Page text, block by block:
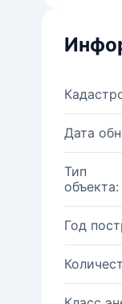
Дата
Тип
объекта:
Год